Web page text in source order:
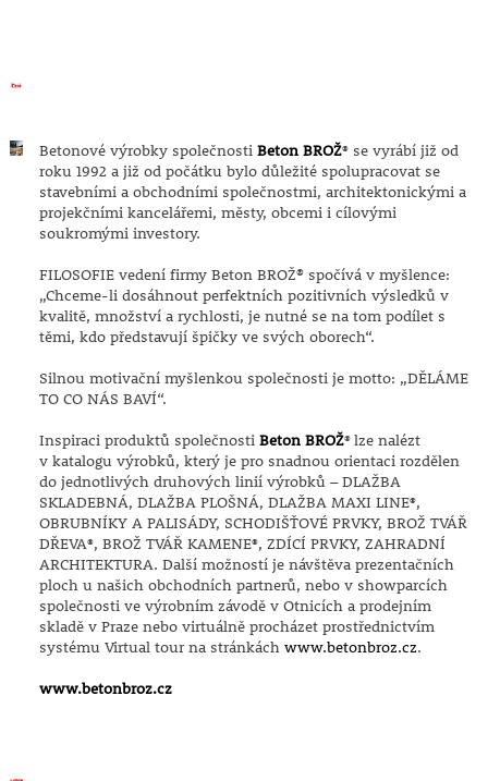
Betonové výrobky společnosti Beton BROŽ®se vyrábí již od
roku 1992 a již od počátku bylo důležité spolupracovat se
stavebními a obchodními společnostmi, architektonickými a
projekčními kancelářemi, městy, obcemi i cílovými
soukromými investory.
FILOSOFIE vedení firmy Beton BROŽ® spočívá v myšlence:
„Chceme-li dosáhnout perfektních pozitivních výsledků v
kvalitě, množství a rychlosti, je nutné se na tom podílet s
těmi, kdo představují špičky ve svých oborech“.
Silnou motivační myšlenkou společnosti je motto: „DĚLÁME
TO CO NÁS BAVÍ“.
Inspiraci produktů společnosti Beton BROŽ®lze nalézt
v katalogu výrobků, který je pro snadnou orientaci rozdělen
do jednotlivých druhových linií výrobků – DLAŽBA
SKLADEBNÁ, DLAŽBA PLOŠNÁ, DLAŽBA MAXI LINE®,
OBRUBNÍKY A PALISÁDY, SCHODIŠŤOVÉ PRVKY, BROŽ TVÁŘ
DŘEVA®, BROŽ TVÁŘ KAMENE®, ZDÍCÍ PRVKY, ZAHRADNÍ
ARCHITEKTURA. Další možností je návštěva prezentačních
ploch u našich obchodních partnerů, nebo v showparcích
společnosti ve výrobním závodě v Otnicích a prodejním
skladě v Praze nebo virtuálně procházet prostřednictvím
systému Virtual tour na stránkách www.betonbroz.cz.
www.betonbroz.cz